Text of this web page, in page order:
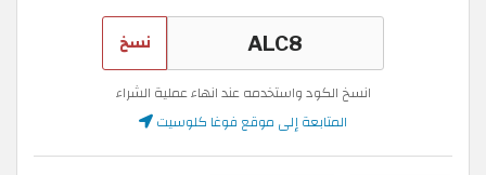
نسخ
انسخ الكود واستخدمه عند انهاء عملية الشراء
المتابعة إلى موقع فوغا كلوسيت